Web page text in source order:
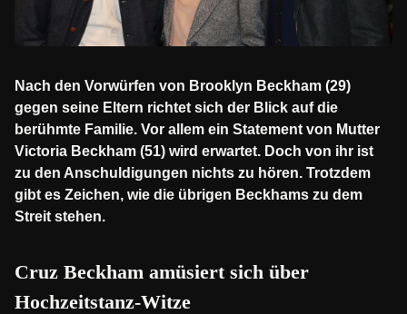
Nach den Vorwürfen von Brooklyn Beckham (29)
gegen seine Eltern richtet sich der Blick auf die
berühmte Familie. Vor allem ein Statement von Mutter
Victoria Beckham (51) wird erwartet. Doch von ihr ist
zu den Anschuldigungen nichts zu hören. Trotzdem
gibt es Zeichen, wie die übrigen Beckhams zu dem
Streit stehen.
Cruz Beckham amüsiert sich über
Hochzeitstanz-Witze